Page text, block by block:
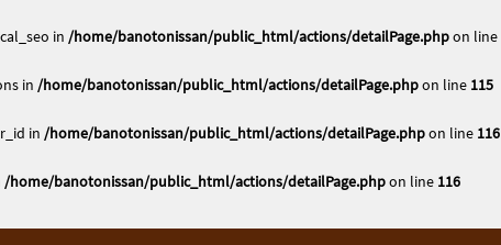
in /home/banotonissan/public_html/actions/detailPage.phpon line
in /home/banotonissan/public_html/actions/detailPage.phpon line 115
in /home/banotonissan/public_html/actions/detailPage.phpon line 116
/home/banotonissan/public_html/actions/detailPage.phpon line 116